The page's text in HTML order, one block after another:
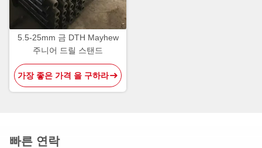
5.5-25mm 금 DTH Mayhew
주니어 드릴 스탠드
가장 좋은 가격 을 구하라
빠른 연락